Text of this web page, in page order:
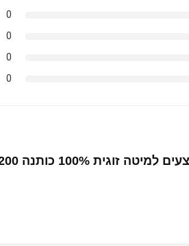
0
0
0
0